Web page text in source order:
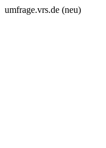
umfrage.vrs.de (neu)